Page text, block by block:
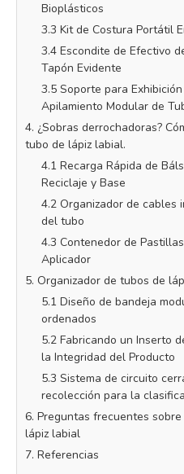
Bioplásticos
3.3 Kit de Costura Portátil
3.4 Escondite de Efectivo
Tapón Evidente
3.5 Soporte para
Apilamiento Modular de
4. ¿Sobras derrochadoras?
tubo de lápiz labial.
4.1 Recarga Rápida de
Reciclaje y Base
4.2 Organizador de cables
del tubo
4.3 Contenedor de
Aplicador
5. Organizador de tubos de
5.1 Diseño de bandeja
ordenados
5.2 Fabricando un Inserto
la Integridad del Producto
5.3 Sistema de circuito
recolección para la
6. Preguntas frecuentes
lápiz labial
7. Referencias